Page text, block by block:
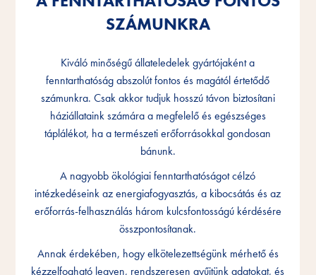
SZÁMUNKRA
Kiváló minőségű állateledelek gyártójaként a
fenntarthatóság abszolút fontos és magától értetődő
számunkra. Csak akkor tudjuk hosszú távon biztosítani
háziállataink számára a megfelelő és egészséges
táplálékot, ha a természeti erőforrásokkal gondosan
bánunk.
A nagyobb ökológiai fenntarthatóságot célzó
intézkedéseink az energiafogyasztás, a kibocsátás és az
erőforrás-felhasználás három kulcsfontosságú kérdésére
összpontosítanak.
Annak érdekében, hogy elkötelezettségünk mérhető és
kézzelfogható legyen, rendszeresen gyűjtünk adatokat, és
SZÁMUNKRA
Kiváló minőségű állateledelek gyártójaként a
fenntarthatóság abszolút fontos és magától értetődő
számunkra. Csak akkor tudjuk hosszú távon biztosítani
háziállataink számára a megfelelő és egészséges
táplálékot, ha a természeti erőforrásokkal gondosan
bánunk.
A nagyobb ökológiai fenntarthatóságot célzó
intézkedéseink az energiafogyasztás, a kibocsátás és az
erőforrás-felhasználás három kulcsfontosságú kérdésére
összpontosítanak.
Annak érdekében, hogy elkötelezettségünk mérhető és
kézzelfogható legyen, rendszeresen gyűjtünk adatokat, és
SZÁMUNKRA
Kiváló minőségű állateledelek gyártójaként a
fenntarthatóság abszolút fontos és magától értetődő
számunkra. Csak akkor tudjuk hosszú távon biztosítani
háziállataink számára a megfelelő és egészséges
táplálékot, ha a természeti erőforrásokkal gondosan
bánunk.
A nagyobb ökológiai fenntarthatóságot célzó
intézkedéseink az energiafogyasztás, a kibocsátás és az
erőforrás-felhasználás három kulcsfontosságú kérdésére
összpontosítanak.
Annak érdekében, hogy elkötelezettségünk mérhető és
kézzelfogható legyen, rendszeresen gyűjtünk adatokat, és